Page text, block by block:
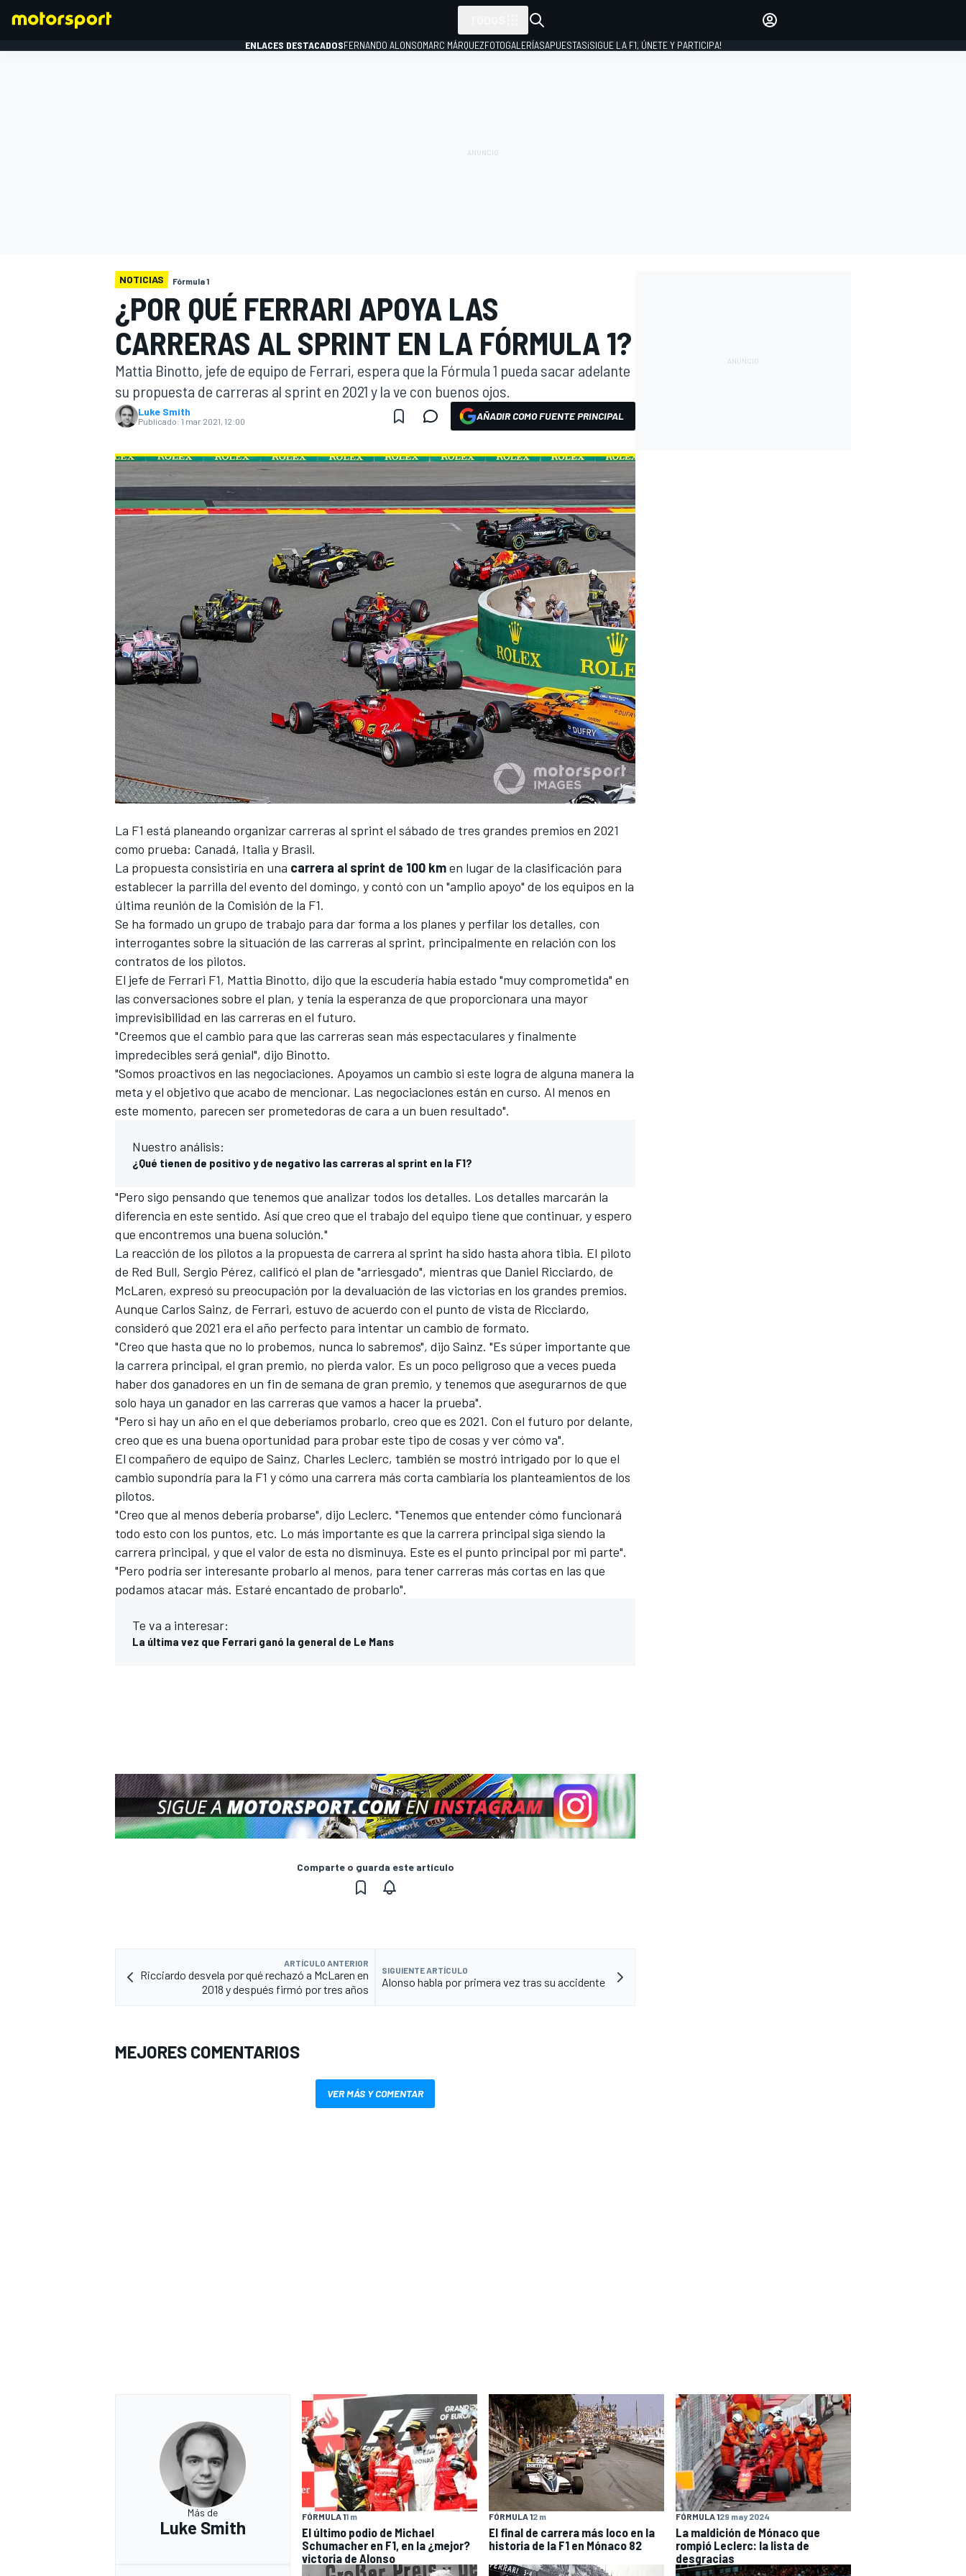
FÓRMULA E
MÁS CATEGORÍAS
ENLACES DESTACADOSFERNANDO ALONSOMARC MÁRQUEZFOTOGALERÍASAPUESTAS¡SIGUE LA F1, ÚNETE Y PARTICIPA!
NOTICIAS Fórmula 1
¿POR QUÉ FERRARI APOYA LAS
CARRERAS AL SPRINT EN LA FÓRMULA 1?
Mattia Binotto, jefe de equipo de Ferrari, espera que la Fórmula 1 pueda sacar adelante
su propuesta de carreras al sprint en 2021 y la ve con buenos ojos.
Luke Smith
Publicado: 1 mar 2021, 12:00 AÑADIR COMO FUENTE PRINCIPAL
La F1 está planeando organizar carreras al sprint el sábado de tres grandes premios en 2021
como prueba: Canadá, Italia y Brasil.
La propuesta consistiría en una carrera al sprint de 100 kmen lugar de la clasificación para
establecer la parrilla del evento del domingo, y contó con un "amplio apoyo" de los equipos en la
última reunión de la Comisión de la F1.
Se ha formado un grupo de trabajo para dar forma a los planes y perfilar los detalles, con
interrogantes sobre la situación de las carreras al sprint, principalmente en relación con los
contratos de los pilotos.
El jefe de Ferrari F1, Mattia Binotto, dijo que la escudería había estado "muy comprometida" en
las conversaciones sobre el plan, y tenía la esperanza de que proporcionara una mayor
imprevisibilidad en las carreras en el futuro.
"Creemos que el cambio para que las carreras sean más espectaculares y finalmente
impredecibles será genial", dijo Binotto.
"Somos proactivos en las negociaciones. Apoyamos un cambio si este logra de alguna manera la
meta y el objetivo que acabo de mencionar. Las negociaciones están en curso. Al menos en
este momento, parecen ser prometedoras de cara a un buen resultado".
Nuestro análisis:
¿Qué tienen de positivo y de negativo las carreras al sprint en la F1?
"Pero sigo pensando que tenemos que analizar todos los detalles. Los detalles marcarán la
diferencia en este sentido. Así que creo que el trabajo del equipo tiene que continuar, y espero
que encontremos una buena solución."
La reacción de los pilotos a la propuesta de carrera al sprint ha sido hasta ahora tibia. El piloto
de Red Bull, Sergio Pérez, calificó el plan de "arriesgado", mientras que Daniel Ricciardo, de
McLaren, expresó su preocupación por la devaluación de las victorias en los grandes premios.
Aunque Carlos Sainz, de Ferrari, estuvo de acuerdo con el punto de vista de Ricciardo,
consideró que 2021 era el año perfecto para intentar un cambio de formato.
"Creo que hasta que no lo probemos, nunca lo sabremos", dijo Sainz. "Es súper importante que
la carrera principal, el gran premio, no pierda valor. Es un poco peligroso que a veces pueda
haber dos ganadores en un fin de semana de gran premio, y tenemos que asegurarnos de que
solo haya un ganador en las carreras que vamos a hacer la prueba".
"Pero si hay un año en el que deberíamos probarlo, creo que es 2021. Con el futuro por delante,
creo que es una buena oportunidad para probar este tipo de cosas y ver cómo va".
El compañero de equipo de Sainz, Charles Leclerc, también se mostró intrigado por lo que el
cambio supondría para la F1 y cómo una carrera más corta cambiaría los planteamientos de los
pilotos.
"Creo que al menos debería probarse", dijo Leclerc. "Tenemos que entender cómo funcionará
todo esto con los puntos, etc. Lo más importante es que la carrera principal siga siendo la
carrera principal, y que el valor de esta no disminuya. Este es el punto principal por mi parte".
"Pero podría ser interesante probarlo al menos, para tener carreras más cortas en las que
podamos atacar más. Estaré encantado de probarlo".
Te va a interesar:
La última vez que Ferrari ganó la general de Le Mans
Comparte o guarda este artículo
ARTÍCULO ANTERIOR
Ricciardo desvela por qué rechazó a McLaren en
2018 y después firmó por tres años
SIGUIENTE ARTÍCULO
Alonso habla por primera vez tras su accidente
MEJORES COMENTARIOS
VER MÁS Y COMENTAR
Más de
Luke Smith
FÓRMULA 11 m
El último podio de Michael
Schumacher en F1, en la ¿mejor?
victoria de Alonso
FÓRMULA 12 m
El final de carrera más loco en la
historia de la F1 en Mónaco 82
FÓRMULA 129 may 2024
La maldición de Mónaco que
rompió Leclerc: la lista de
desgracias